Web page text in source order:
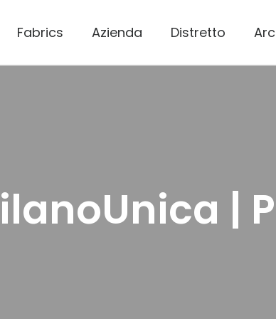
Fabrics Azienda Distretto
|